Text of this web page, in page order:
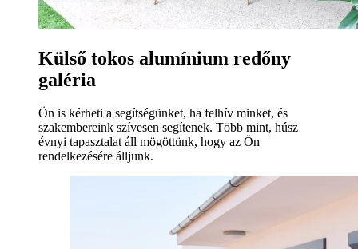
Külső tokos alumínium redőny
galéria
Ön is kérheti a segítségünket, ha felhív minket, és
szakembereink szívesen segítenek. Több mint, húsz
évnyi tapasztalat áll mögöttünk, hogy az Ön
rendelkezésére álljunk.